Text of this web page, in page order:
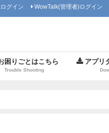
グイン WowTalk(管理者)ログイン
困りごとはこちら
Trouble Shooting
アプリ